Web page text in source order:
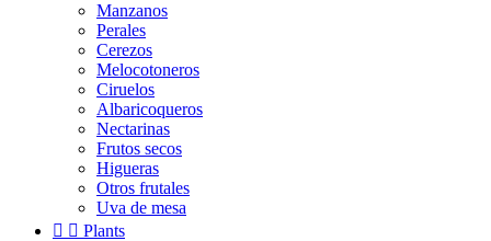
Manzanos
Perales
Cerezos
Melocotoneros
Ciruelos
Albaricoqueros
Nectarinas
Frutos secos
Higueras
Otros frutales
Uva de mesa
  Plants